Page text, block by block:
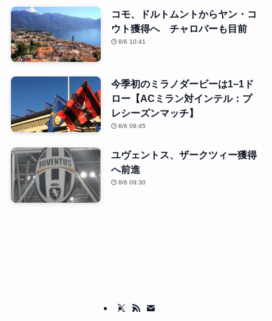
コモ、ドルトムントからヤン・コ
ウト獲得へ チャロバーも目前
8/6 10:41
今季初のミラノダービーは1−1ド
ロー【ACミラン対インテル：プ
レシーズンマッチ】
8/6 09:45
ユヴェントス、ザークツィー獲得
へ前進
8/6 09:30